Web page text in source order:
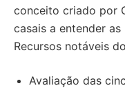
conceito criado por
casais a entender
Recursos notáveis
Avaliação das